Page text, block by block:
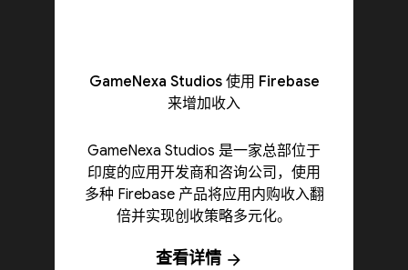
GameNexa Studios 使用 Firebase
来增加收入
GameNexa Studios 是一家总部位于
印度的应用开发商和咨询公司，使用
多种 Firebase 产品将应用内购收入翻
倍并实现创收策略多元化。
查看详情 arrow_forward